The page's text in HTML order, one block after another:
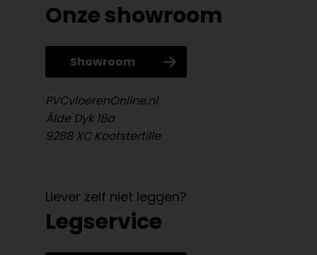
Onze showroom
Showroom
PVCvloerenOnline.nl
Âlde Dyk 18a
9288 XC Kootstertille
Liever zelf niet leggen?
Legservice